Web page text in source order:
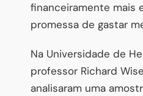
financeiramente mais
promessa de gastar
Na Universidade de
professor Richard
analisaram uma